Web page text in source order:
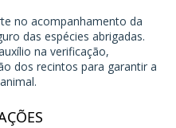
no acompanhamento da
das espécies abrigadas.
na verificação,
dos recintos para garantir a